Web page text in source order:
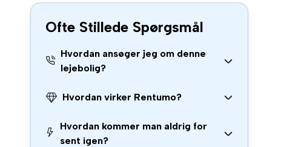
Ofte Stillede Spørgsmål
Hvordan ansøger jeg om denne
lejebolig?
Hvordan virker Rentumo?
Hvordan kommer man aldrig for
sent igen?